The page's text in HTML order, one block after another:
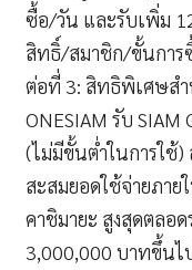
ซื้อ/วัน และรับเพิ่ม
สิทธิ์/สมาชิก/ขั้นการ
ต่อที่ 3: สิทธิพิเศษส
ONESIAM รับ SIAM
(ไม่มีขั้นต่ำในการใช้
สะสมยอดใช้จ่ายภา
คาชิมายะ สูงสุดตลอ
3,000,000 บาทขึ้นไ